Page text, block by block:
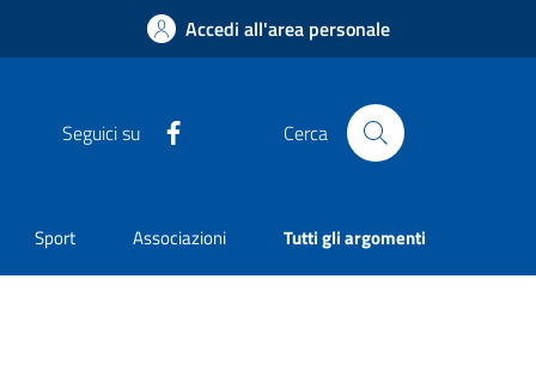
Accedi all'area personale
Seguici su Cerca
Sport Associazioni Tutti gli argomenti